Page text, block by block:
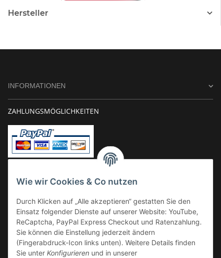
Wie wir Cookies & Co nutzen
Durch Klicken auf „Alle akzeptieren“ gestatten Sie den
Einsatz folgender Dienste auf unserer Website: YouTube,
ReCaptcha, PayPal Express Checkout und Ratenzahlung.
Sie können die Einstellung jederzeit ändern
(Fingerabdruck-Icon links unten). Weitere Details finden
Sie unter Konfigurieren und in unserer
Hersteller
INFORMATIONEN
ZAHLUNGSMÖGLICHKEITEN
Kauf auf Rechnung
VERSAND